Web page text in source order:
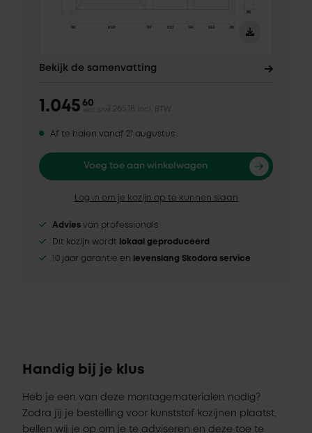
Bekijk de samenvatting
1.045 60
1.265,18 incl. BTW
Af te halen vanaf 21 augustus
Voeg toe aan winkelwagen
Log in om je kozijn op te kunnen slaan
Advies van professionals
Dit kozijn wordt lokaal geproduceerd
10 jaar garantie en levenslang Skodora service
Handig bij je klus
Heb je een van deze montagematerialen nodig?
Zodra jij je bestelling voor kunststof kozijnen plaatst,
bellen wij je op om je te adviseren en deze toe te